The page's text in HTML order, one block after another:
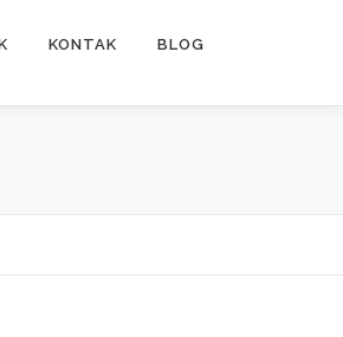
KONTAK BLOG